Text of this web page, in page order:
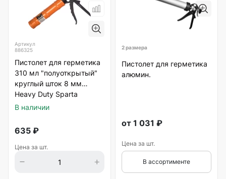
Артикул
886325
Пистолет для герметика
310 мл "полуоткрытый"
круглый шток 8 мм
Heavy Duty Sparta
В наличии
635 ₽
Цена за шт.
2 размера
Пистолет для герметика
алюмин.
от 1 031 ₽
Цена за шт.
В ассортименте